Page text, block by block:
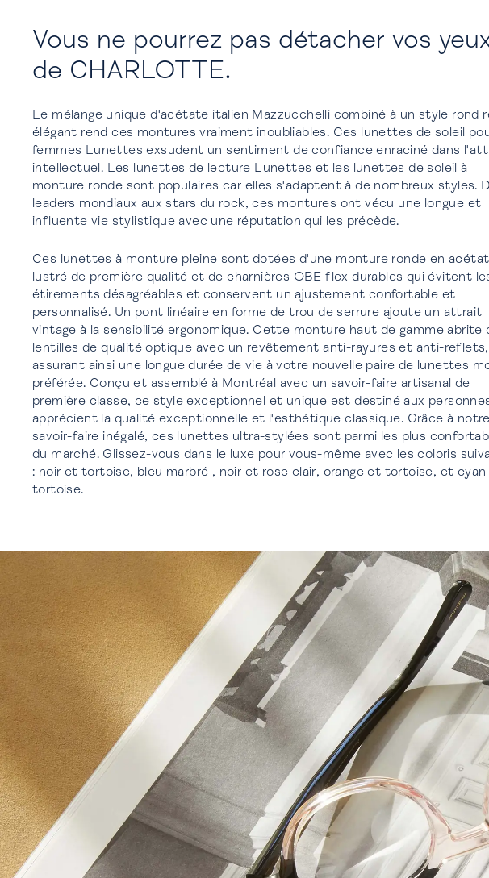
Vous ne pourrez pas détacher vos
de CHARLOTTE.
Le mélange unique d'acétate italien Mazzucchelli combiné à un style rond
élégant rend ces montures vraiment inoubliables. Ces lunettes de soleil
femmes Lunettes exsudent un sentiment de confiance enraciné dans
intellectuel. Les lunettes de lecture Lunettes et les lunettes de soleil à
monture ronde sont populaires car elles s'adaptent à de nombreux styles.
leaders mondiaux aux stars du rock, ces montures ont vécu une longue et
influente vie stylistique avec une réputation qui les précède.
Ces lunettes à monture pleine sont dotées d'une monture ronde en
lustré de première qualité et de charnières OBE flex durables qui évitent
étirements désagréables et conservent un ajustement confortable et
personnalisé. Un pont linéaire en forme de trou de serrure ajoute un attrait
vintage à la sensibilité ergonomique. Cette monture haut de gamme abrite
lentilles de qualité optique avec un revêtement anti-rayures et anti-reflets,
assurant ainsi une longue durée de vie à votre nouvelle paire de lunettes
préférée. Conçu et assemblé à Montréal avec un savoir-faire artisanal de
première classe, ce style exceptionnel et unique est destiné aux
apprécient la qualité exceptionnelle et l'esthétique classique. Grâce à notre
savoir-faire inégalé, ces lunettes ultra-stylées sont parmi les plus
du marché. Glissez-vous dans le luxe pour vous-même avec les coloris
: noir et tortoise, bleu marbré , noir et rose clair, orange et tortoise, et
tortoise.